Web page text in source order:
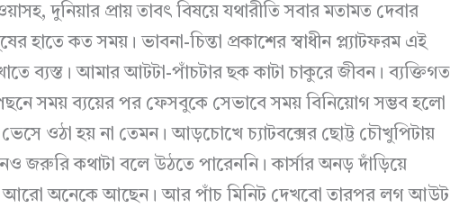
দুনিয়ার প্রায় তাবৎ বিষয়ে যথারীতি সবার মতামত দেবার
হাতে কত সময়। ভাবনা-চিন্তা প্রকাশের স্বাধীন প্ল্যাটফরম এই
ব্যস্ত। আমার আটটা-পাঁচটার ছক কাটা চাকুরে জীবন। ব্যক্তিগত
সময় ব্যয়ের পর ফেসবুকে সেভাবে সময় বিনিয়োগ সম্ভব হলো
ওঠা হয় না তেমন। আড়চোখে চ্যাটবক্সের ছোট্ট চৌখুপিটায়
জরুরি কথাটা বলে উঠতে পারেননি। কার্সার অনড় দাঁড়িয়ে
অনেকে আছেন। আর পাঁচ মিনিট দেখবো তারপর লগ আউট